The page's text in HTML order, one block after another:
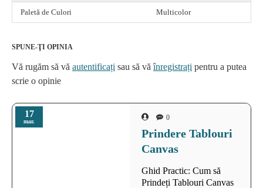
17
mar. 0
Prindere Tablouri
Canvas
Ghid Practic: Cum să
Prindeți Tablouri Canvas
Paletă de Culori Multicolor
SPUNE-ŢI OPINIA
Vă rugăm să vă autentificați sau să văînregistrați pentru a putea
scrie o opinie